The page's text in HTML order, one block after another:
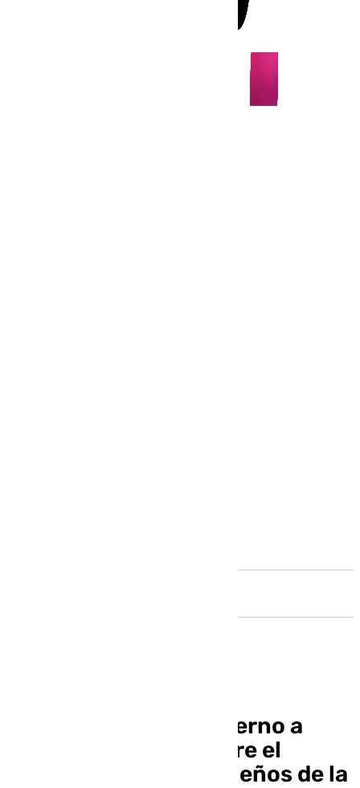
El Pleno insta al Gobierno a
suavizar la carga sobre el
bolsillo de los malagueños de la